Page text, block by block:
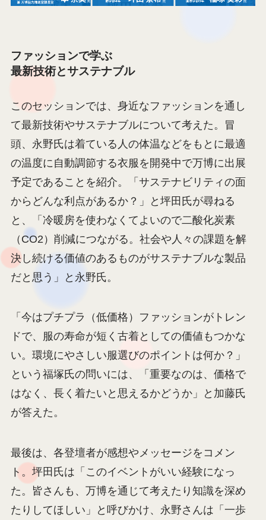
ファッションで学ぶ
最新技術とサステナブル
このセッションでは、身近なファッションを通し
て最新技術やサステナブルについて考えた。冒
頭、永野氏は着ている人の体温などをもとに最適
の温度に自動調節する衣服を開発中で万博に出展
予定であることを紹介。「サステナビリティの面
からどんな利点があるか？」と坪田氏が尋ねる
と、「冷暖房を使わなくてよいので二酸化炭素
（CO2）削減につながる。社会や人々の課題を解
決し続ける価値のあるものがサステナブルな製品
だと思う」と永野氏。
「今はプチプラ（低価格）ファッションがトレン
ドで、服の寿命が短く古着としての価値もつかな
い。環境にやさしい服選びのポイントは何か？」
という福塚氏の問いには、「重要なのは、価格で
はなく、長く着たいと思えるかどうか」と加藤氏
が答えた。
最後は、各登壇者が感想やメッセージをコメン
ト。坪田氏は「このイベントがいい経験になっ
た。皆さんも、万博を通じて考えたり知識を深め
たりしてほしい」と呼びかけ、永野さんは「一歩